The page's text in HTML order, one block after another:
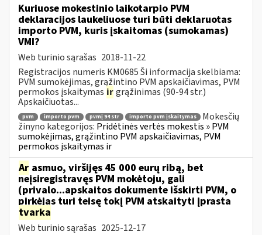
Kuriuose mokestinio laikotarpio PVM
deklaracijos laukeliuose turi būti deklaruotas
importo PVM, kuris įskaitomas (sumokamas)
VMI?
Web turinio sąrašas 2018-11-22
Registracijos numeris KM0685 Ši informacija skelbiama:
PVM sumokėjimas, grąžintino PVM apskaičiavimas, PVM
permokos įskaitymas irgrąžinimas (90-94 str.)
Apskaičiuotas...
pvm importo pvm pvmį 94 str importo pvm įskaitymas
Mokesčių
žinyno kategorijos: Pridėtinės vertės mokestis » PVM
sumokėjimas, grąžintino PVM apskaičiavimas, PVM
permokos įskaitymas ir
Ar asmuo, viršijęs 45 000 eurų ribą, bet
neįsiregistravęs PVM mokėtoju, gali
(privalo...apskaitos dokumente išskirti PVM, o
pirkėjas turi teisę tokį PVM atskaityti įprasta
tvarka
Web turinio sąrašas 2025-12-17